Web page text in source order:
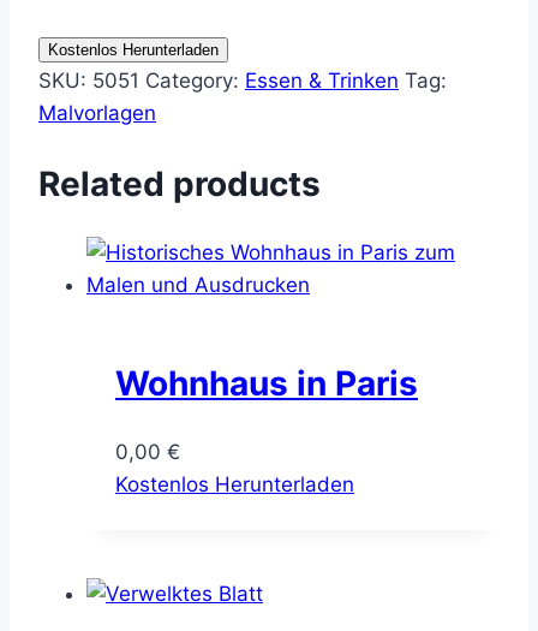
Kostenlos Herunterladen
SKU: 5051 Category: Essen & Trinken Tag:
Malvorlagen
Related products
Wohnhaus in Paris
0,00 €
Kostenlos Herunterladen